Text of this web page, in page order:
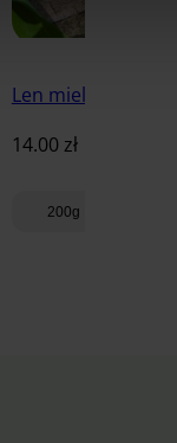
Len mielony
14.00 zł
200g